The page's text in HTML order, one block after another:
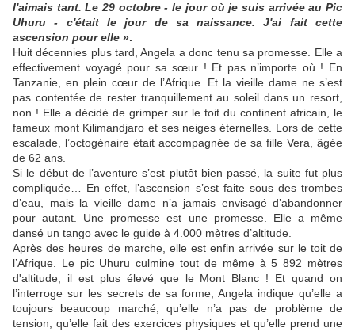
l'aimais tant. Le 29 octobre - le jour où je suis arrivée au Pic
Uhuru - c'était le jour de sa naissance. J'ai fait cette
ascension pour elle ».
Huit décennies plus tard, Angela a donc tenu sa promesse. Elle a
effectivement voyagé pour sa sœur ! Et pas n’importe où ! En
Tanzanie, en plein cœur de l’Afrique. Et la vieille dame ne s’est
pas contentée de rester tranquillement au soleil dans un resort,
non ! Elle a décidé de grimper sur le toit du continent africain, le
fameux mont Kilimandjaro et ses neiges éternelles. Lors de cette
escalade, l’octogénaire était accompagnée de sa fille Vera, âgée
de 62 ans.
Si le début de l’aventure s’est plutôt bien passé, la suite fut plus
compliquée… En effet, l’ascension s’est faite sous des trombes
d’eau, mais la vieille dame n’a jamais envisagé d’abandonner
pour autant. Une promesse est une promesse. Elle a même
dansé un tango avec le guide à 4.000 mètres d’altitude.
Après des heures de marche, elle est enfin arrivée sur le toit de
l’Afrique. Le pic Uhuru culmine tout de même à 5 892 mètres
d'altitude, il est plus élevé que le Mont Blanc ! Et quand on
l’interroge sur les secrets de sa forme, Angela indique qu’elle a
toujours beaucoup marché, qu’elle n’a pas de problème de
tension, qu’elle fait des exercices physiques et qu’elle prend une